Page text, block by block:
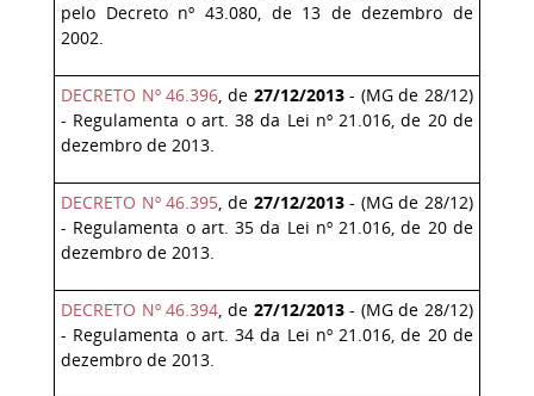
pelo Decreto nº 43.080, de 13 de dezembro de
2002.
DECRETO Nº 46.396, de 27/12/2013- (MG de 28/12)
- Regulamenta o art. 38 da Lei nº 21.016, de 20 de
dezembro de 2013.
DECRETO Nº 46.395, de 27/12/2013- (MG de 28/12)
- Regulamenta o art. 35 da Lei nº 21.016, de 20 de
dezembro de 2013.
DECRETO Nº 46.394, de 27/12/2013- (MG de 28/12)
- Regulamenta o art. 34 da Lei nº 21.016, de 20 de
dezembro de 2013.